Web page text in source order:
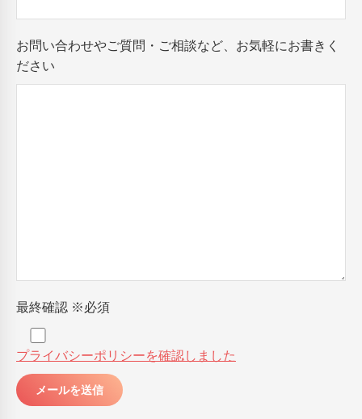
お問い合わせやご質問・ご相談など、お気軽にお書きく
ださい
最終確認 ※必須
プライバシーポリシーを確認しました